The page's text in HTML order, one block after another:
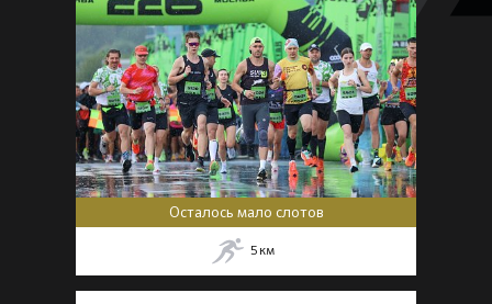
Осталось мало слотов
5 км